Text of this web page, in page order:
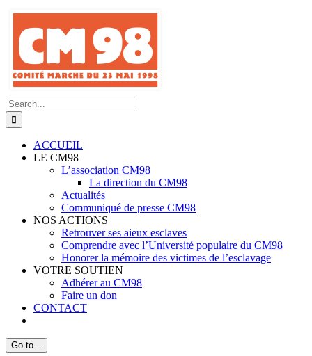
Skip
content
Search
for:
ACCUEIL
LE CM98
L’association CM98
La direction du CM98
Actualités
Communiqué de presse CM98
NOS ACTIONS
Retrouver ses aieux esclaves
Comprendre avec l’Université populaire du CM98
Honorer la mémoire des victimes de l’esclavage
VOTRE SOUTIEN
Adhérer au CM98
Faire un don
CONTACT
Go to...